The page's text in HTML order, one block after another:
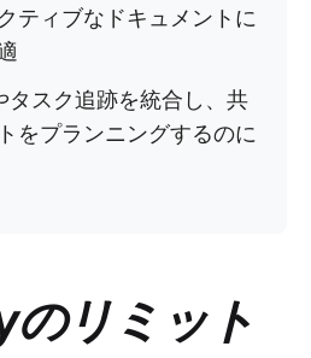
ティブなドキュメントに
タスク追跡を統合し、共
をプランニングするのに
リミット